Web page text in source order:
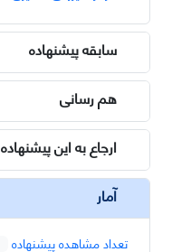
سابقه پیشنهاده
هم رسانی
ارجاع به این پیشنهاده
آمار
تعداد مشاهده پیشنهاده